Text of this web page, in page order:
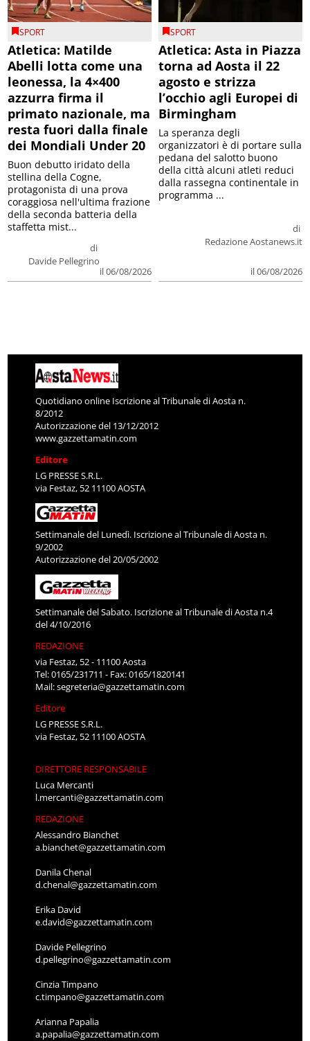
SPORT
Atletica: Matilde
Abelli lotta come una
leonessa, la 4×400
azzurra firma il
primato nazionale, ma
resta fuori dalla finale
dei Mondiali Under 20
di
Davide Pellegrino
il 06/08/2026
Buon debutto iridato della
stellina della Cogne,
protagonista di una prova
coraggiosa nell'ultima frazione
della seconda batteria della
staffetta mist...
SPORT
Atletica: Asta in Piazza
torna ad Aosta il 22
agosto e strizza
l’occhio agli Europei di
Birmingham
di
Redazione Aostanews.it
il 06/08/2026
La speranza degli
organizzatori è di portare sulla
pedana del salotto buono
della città alcuni atleti reduci
dalla rassegna continentale in
programma ...
Quotidiano online Iscrizione al Tribunale di Aosta n.
8/2012
Autorizzazione del 13/12/2012
www.gazzettamatin.com
Editore
LG PRESSE S.R.L.
via Festaz, 52 11100 AOSTA
Settimanale del Lunedì. Iscrizione al Tribunale di Aosta n.
9/2002
Autorizzazione del 20/05/2002
Settimanale del Sabato. Iscrizione al Tribunale di Aosta n.4
del 4/10/2016
REDAZIONE
via Festaz, 52 - 11100 Aosta
Tel: 0165/231711 - Fax: 0165/1820141
Mail:segreteria@gazzettamatin.com
Editore
LG PRESSE S.R.L.
via Festaz, 52 11100 AOSTA
DIRETTORE RESPONSABILE
Luca Mercanti
l.mercanti@gazzettamatin.com
REDAZIONE
Alessandro Bianchet
a.bianchet@gazzettamatin.com
Danila Chenal
d.chenal@gazzettamatin.com
Erika David
e.david@gazzettamatin.com
Davide Pellegrino
d.pellegrino@gazzettamatin.com
Cinzia Timpano
c.timpano@gazzettamatin.com
Arianna Papalia
a.papalia@gazzettamatin.com